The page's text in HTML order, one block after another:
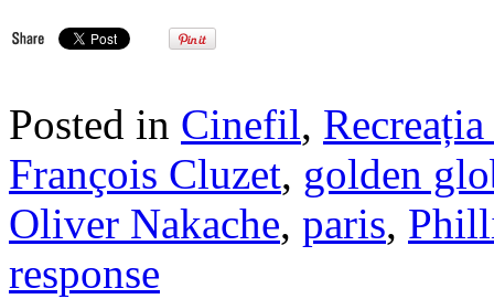
Posted in Cinefil,
François Cluzet, golden
Oliver Nakache, paris,
response